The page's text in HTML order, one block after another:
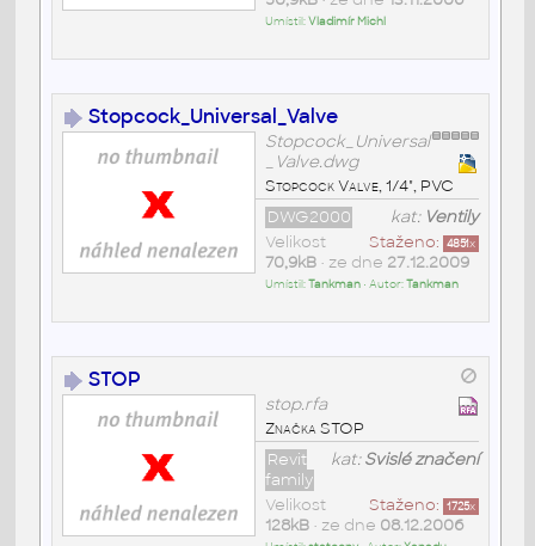
Umístil:Vladimír Michl
Stopcock_Universal_Valve
Stopcock_Universal
_Valve.dwg
Stopcock Valve, 1/4", PVC
kat: Ventily
DWG2000
Staženo: 4851x
Velikost
70,9kB• ze dne 27.12.2009
Umístil:Tankman• Autor:Tankman
STOP
stop.rfa
Značka STOP
kat:Svislé značení
Revit
family
Staženo: 1725x
Velikost
128kB• ze dne 08.12.2006